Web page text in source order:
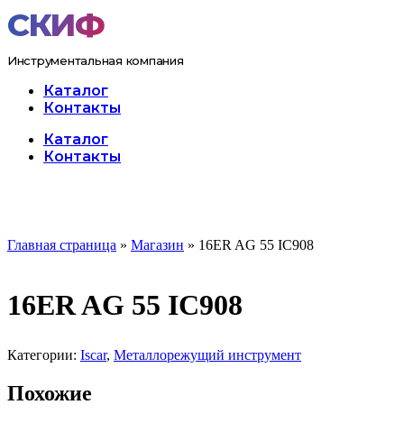
Перейти
к
Инструментальная компания
Каталог
Контакты
МенюКаталог
Контакты
Главная страница » Магазин » 16ER AG 55 IC908
16ER AG 55 IC908
Категории: Iscar, Металлорежущий инструмент
Похожие